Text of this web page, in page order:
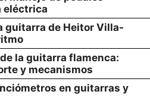
eléctrica
guitarra de Heitor Villa-
la guitarra flamenca:
y mecanismos
en guitarras y